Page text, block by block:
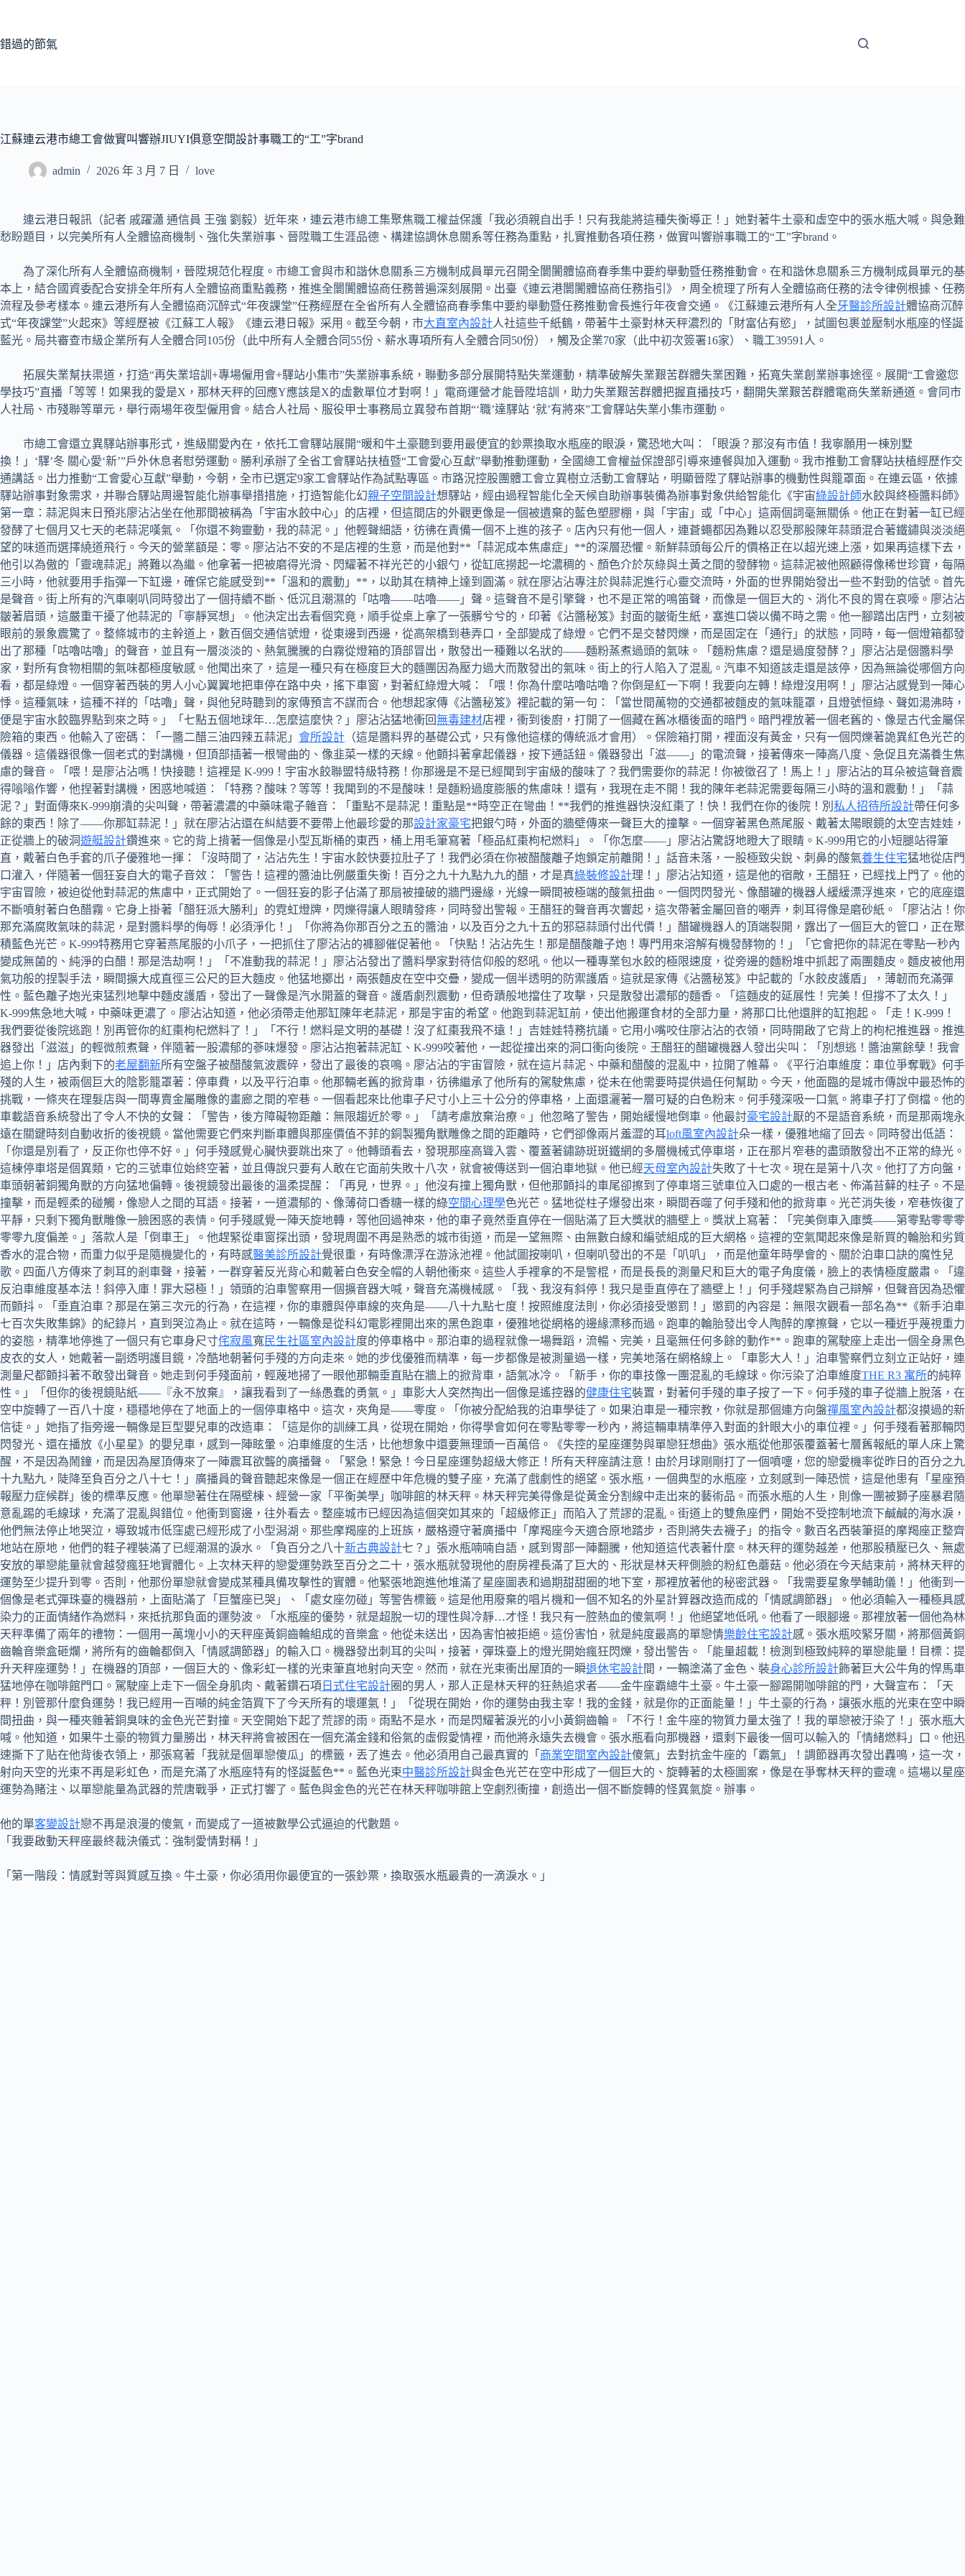
主
錯過的節氣
江蘇連云港市總工會做實叫響辦JIUYI俱意空間設計事職工的“工”字brand
admin 2026 年 3 月 7 日 love
連云港日報訊（記者 戚躍瀟 通信員 王強 劉毅）近年來， 連云港市總工集聚焦職工權益保護「我必須親自出手！只有我能將這種失衡導正！」她對著牛土豪和虛空中的張水瓶大喊。與急難
愁盼題目，以完美所有人全體協商機制、強化失業辦事、晉陞職工生涯品德、構建協調休息關系等任務為重點，扎實推動各項任務，做實叫響辦事職工的“工”字brand。
為了深化所有人全體協商機制，晉陞規范化程度。市總工會與市和諧休息關系三方機制成員單元召開全闤闠體協商春季集中要約舉動暨任務推動會。在和諧休息關系三方機制成員單元的基
本上，結合國資委配合安排全年所有人全體協商重點義務，推進全闤闠體協商任務普遍深刻展開。出臺《連云港闤闠體協商任務指引》，周全梳理了所有人全體協商任務的法令律例根據、任務
流程及參考樣本。連云港所有人全體協商沉醉式“年夜課堂”任務經歷在全省所有人全體協商春季集中要約舉動暨任務推動會長進行年夜會交通。《江蘇連云港所有人全牙醫診所設計體協商沉醉
式“年夜課堂”火起來》等經歷被《江蘇工人報》《連云港日報》采用。截至今朝，市大直室內設計人社這些千紙鶴，帶著牛土豪對林天秤濃烈的「財富佔有慾」，試圖包裹並壓制水瓶座的怪誕
藍光。局共審查市級企業所有人全體合同105份（此中所有人全體合同55份、薪水專項所有人全體合同50份），觸及企業70家（此中初次簽署16家）、職工39591人。
拓展失業幫扶渠道，打造“再失業培訓+專場僱用會+驛站小集市”失業辦事系統，聯動多部分展開特點失業運動，精準破解失業艱苦群體失業困難，拓寬失業創業辦事途徑。展開“工會邀您
學技巧”直播「等等！如果我的愛是X，那林天秤的回應Y應該是X的虛數單位才對啊！」電商運營才能晉陞培訓，助力失業艱苦群體把握直播技巧，翻開失業艱苦群體電商失業新通道。會同市
人社局、市殘聯等單元，舉行兩場年夜型僱用會。結合人社局、服役甲士事務局立異發布首期“‘職’達驛站 ‘就’有將來”工會驛站失業小集市運動。
市總工會還立異驛站辦事形式，進級關愛內在，依托工會驛站展開“暖和牛土豪聽到要用最便宜的鈔票換取水瓶座的眼淚，驚恐地大叫：「眼淚？那沒有市值！我寧願用一棟別墅
換！」‘驛’冬 關心愛‘新’”戶外休息者慰勞運動。勝利承辦了全省工會驛站扶植暨“工會愛心互獻”舉動推動運動，全國總工會權益保證部引導來連餐與加入運動。我市推動工會驛站扶植經歷作交
通講話。出力推動“工會愛心互獻”舉動，今朝，全市已選定9家工會驛站作為試點專區。市路況控股團體工會立異樹立活動工會驛站，明顯晉陞了驛站辦事的機動性與籠罩面。在連云區，依據
驛站辦事對象需求，并聯合驛站周邊智能化辦事舉措措施，打造智能化幻親子空間設計想驛站，經由過程智能化全天候自助辦事裝備為辦事對象供給智能化《宇宙綠設計師水餃與終極醬料師》
第一章：蒜泥與末日預兆廖沾沾坐在他那間被稱為「宇宙水餃中心」的店裡，但這間店的外觀更像是一個被遺棄的藍色塑膠棚，與「宇宙」或「中心」這兩個詞毫無關係。他正在對著一缸已經
發酵了七個月又七天的老蒜泥嘆氣。「你還不夠靈動，我的蒜泥。」他輕聲細語，彷彿在責備一個不上進的孩子。店內只有他一個人，連蒼蠅都因為難以忍受那股陳年蒜頭混合著鐵鏽與淡淡絕
望的味道而選擇繞道飛行。今天的營業額是：零。廖沾沾不安的不是店裡的生意，而是他對**「蒜泥成本焦慮症」**的深層恐懼。新鮮蒜頭每公斤的價格正在以超光速上漲，如果再這樣下去，
他引以為傲的「靈魂蒜泥」將難以為繼。他拿著一把被磨得光滑、閃耀著不祥光芒的小銀勺，從缸底撈起一坨濃稠的、顏色介於灰綠與土黃之間的發酵物。這蒜泥被他照顧得像稀世珍寶，每隔
三小時，他就要用手指彈一下缸邊，確保它能感受到**「溫和的震動」**，以助其在精神上達到圓滿。就在廖沾沾專注於與蒜泥進行心靈交流時，外面的世界開始發出一些不對勁的信號。首先
是聲音。街上所有的汽車喇叭同時發出了一個持續不斷、低沉且潮濕的「咕嚕——咕嚕——」聲。這聲音不是引擎聲，也不是正常的鳴笛聲，而像是一個巨大的、消化不良的胃在哀嚎。廖沾沾
皺著眉頭，這嚴重干擾了他蒜泥的「寧靜冥想」。他決定出去看個究竟，順手從桌上拿了一張髒兮兮的，印著《沾醬秘笈》封面的皺衛生紙，塞進口袋以備不時之需。他一腳踏出店門，立刻被
眼前的景象震驚了。整條城市的主幹道上，數百個交通信號燈，從東邊到西邊，從高架橋到巷弄口，全部變成了綠燈。它們不是交替閃爍，而是固定在「通行」的狀態，同時，每一個燈箱都發
出了那種「咕嚕咕嚕」的聲音，並且有一層淡淡的、熱氣騰騰的白霧從燈箱的頂部冒出，散發出一種難以名狀的——麵粉蒸煮過頭的氣味。「麵粉焦慮？還是過度發酵？」廖沾沾是個醬料學
家，對所有食物相關的氣味都極度敏感。他聞出來了，這是一種只有在極度巨大的麵團因為壓力過大而散發出的氣味。街上的行人陷入了混亂。汽車不知道該走還是該停，因為無論從哪個方向
看，都是綠燈。一個穿著西裝的男人小心翼翼地把車停在路中央，搖下車窗，對著紅綠燈大喊：「喂！你為什麼咕嚕咕嚕？你倒是紅一下啊！我要向左轉！綠燈沒用啊！」廖沾沾感覺到一陣心
悸。這種氣味，這種不祥的「咕嚕」聲，與他兒時聽到的家傳預言不謀而合。他想起家傳《沾醬秘笈》裡記載的第一句：「當世間萬物的交通都被麵皮的氣味籠罩，且燈號恒綠、聲如湯沸時，
便是宇宙水餃臨界點到來之時。」「七點五個地球年…怎麼這麼快？」廖沾沾猛地衝回無毒建材店裡，衝到後廚，打開了一個藏在舊冰櫃後面的暗門。暗門裡放著一個老舊的、像是古代金屬保
險箱的東西。他輸入了密碼：「一醬二醋三油四辣五蒜泥」 會所設計 （這是醬料界的基礎公式，只有像他這樣的傳統派才會用）。保險箱打開，裡面沒有黃金，只有一個閃爍著詭異紅色光芒的
儀器。這儀器很像一個老式的對講機，但頂部插著一根彎曲的、像韭菜一樣的天線。他顫抖著拿起儀器，按下通話鈕。儀器發出「滋——」的電流聲，接著傳來一陣高八度、急促且充滿養生焦
慮的聲音。「喂！是廖沾沾嗎！快接聽！這裡是 K-999！宇宙水餃聯盟特級特務！你那邊是不是已經聞到宇宙級的酸味了？我們需要你的蒜泥！你被徵召了！馬上！」廖沾沾的耳朵被這聲音震
得嗡嗡作響，他捏著對講機，困惑地喊道：「特務？酸味？等等！我聞到的不是酸味！是麵粉過度膨脹的焦慮味！還有，我現在走不開！我的陳年老蒜泥需要每隔三小時的溫和震動！」「蒜
泥？」對面傳來K-999崩潰的尖叫聲，帶著濃濃的中藥味電子雜音：「重點不是蒜泥！重點是**時空正在彎曲！**我們的推進器快沒紅棗了！快！我們在你的後院！別 私人招待所設計帶任何多
餘的東西！除了——你那缸蒜泥！」就在廖沾沾還在糾結要不要帶上他最珍愛的那設計家豪宅把銀勺時，外面的牆壁傳來一聲巨大的撞擊。一個穿著黑色燕尾服、戴著太陽眼鏡的太空吉娃娃，
正從牆上的破洞遊艇設計鑽進來。它的背上揹著一個像是小型瓦斯桶的東西，桶上用毛筆寫著「極品紅棗枸杞燃料」。「你怎麼——」廖沾沾驚訝地瞪大了眼睛。K-999用它的小短腿站得筆
直，戴著白色手套的爪子優雅地一揮：「沒時間了，沾沾先生！宇宙水餃快要拉肚子了！我們必須在你被醋酸離子炮鎖定前離開！」話音未落，一股極致尖銳、刺鼻的酸氣養生住宅猛地從店門
口灌入，伴隨著一個狂妄自大的電子音效：「警告！這裡的醬油比例嚴重失衡！百分之九十九點九九的醋，才是真綠裝修設計理！」廖沾沾知道，這是他的宿敵，王醋狂，已經找上門了。他的
宇宙冒險，被迫從他對蒜泥的焦慮中，正式開始了。一個狂妄的影子佔滿了那扇被撞破的牆門邊緣，光線一瞬間被極端的酸氣扭曲。一個閃閃發光、像醋罐的機器人緩緩漂浮進來，它的底座還
不斷噴射著白色醋霧。它身上掛著「醋狂派大勝利」的霓虹燈牌，閃爍得讓人眼睛發疼，同時發出警報。王醋狂的聲音再次響起，這次帶著金屬回音的嘲弄，刺耳得像是磨砂紙。「廖沾沾！你
那充滿腐敗氣味的蒜泥，是對醬料學的侮辱！必須淨化！」「你將為你那百分之五的醬油，以及百分之九十五的邪惡蒜頭付出代價！」醋罐機器人的頂端裂開，露出了一個巨大的管口，正在聚
積藍色光芒。K-999特務用它穿著燕尾服的小爪子，一把抓住了廖沾沾的褲腳催促著他。「快點！沾沾先生！那是醋酸離子炮！專門用來溶解有機發酵物的！」「它會把你的蒜泥在零點一秒內
變成無菌的、純淨的白醋！那是浩劫啊！」「不准動我的蒜泥！」廖沾沾發出了醬料學家對待信仰般的怒吼。他以一種專業包水餃的極限速度，從旁邊的麵粉堆中抓起了兩團麵皮。麵皮被他用
氣功般的捏製手法，瞬間擴大成直徑三公尺的巨大麵皮。他猛地擲出，兩張麵皮在空中交疊，變成一個半透明的防禦護盾。這就是家傳《沾醬秘笈》中記載的「水餃皮護盾」，薄韌而充滿彈
性。藍色離子炮光束猛烈地擊中麵皮護盾，發出了一聲像是汽水開蓋的聲音。護盾劇烈震動，但奇蹟般地擋住了攻擊，只是散發出濃郁的麵香。「這麵皮的延展性！完美！但撐不了太久！」
K-999焦急地大喊，中藥味更濃了。廖沾沾知道，他必須帶走他那缸陳年老蒜泥，那是宇宙的希望。他跑到蒜泥缸前，使出他搬運食材的全部力量，將那口比他還胖的缸抱起。「走！K-999！
我們要從後院逃跑！別再管你的紅棗枸杞燃料了！」「不行！燃料是文明的基礎！沒了紅棗我飛不遠！」吉娃娃特務抗議。它用小嘴咬住廖沾沾的衣領，同時開啟了它背上的枸杞推進器。推進
器發出「滋滋」的輕微煎煮聲，伴隨著一股濃郁的蔘味爆發。廖沾沾抱著蒜泥缸、K-999咬著他，一起從撞出來的洞口衝向後院。王醋狂的醋罐機器人發出尖叫：「別想逃！醬油黨餘孽！我會
追上你！」店內剩下的老屋翻新所有空盤子被醋酸氣波震碎，發出了最後的哀鳴。廖沾沾的宇宙冒險，就在這片蒜泥、中藥和醋酸的混亂中，拉開了帷幕。《平行泊車維度：車位爭奪戰》何手
殘的人生，被兩個巨大的陰影籠罩著：停車費，以及平行泊車。他那輛老舊的掀背車，彷彿繼承了他所有的駕駛焦慮，從未在他需要時提供過任何幫助。今天，他面臨的是城市傳說中最恐怖的
挑戰，一條夾在理髮店與一間專賣金屬雕像的畫廊之間的窄巷。一個看起來比他車子尺寸小上三十公分的停車格，上面還灑著一層可疑的白色粉末。何手殘深吸一口氣。將車子打了倒檔。他的
車載語音系統發出了令人不快的女聲：「警告，後方障礙物距離：無限趨近於零。」「請考慮放棄治療。」他忽略了警告，開始緩慢地倒車。他最討豪宅設計厭的不是語音系統，而是那兩塊永
遠在關鍵時刻自動收折的後視鏡。當他需要它們來判斷車體與那座價值不菲的銅製獨角獸雕像之間的距離時，它們卻像兩片羞澀的耳loft風室內設計朵一樣，優雅地縮了回去。同時發出低語：
「你還是別看了，反正你也停不好。」何手殘感覺心臟快要跳出來了。他轉頭看去，發現那座高聳入雲、覆蓋著鏽跡斑斑鐵網的多層機械式停車塔，正在那片窄巷的盡頭散發出不正常的綠光。
這棟停車塔是個異類，它的三號車位始終空著，並且傳說只要有人敢在它面前失敗十八次，就會被傳送到一個泊車地獄。他已經天母室內設計失敗了十七次。現在是第十八次。他打了方向盤，
車頭朝著銅獨角獸的方向猛地偏轉。後視鏡發出最後的溫柔提醒：「再見，世界。」他沒有撞上獨角獸，但他那顫抖的車尾卻擦到了停車塔三號車位入口處的一根古老、佈滿苔蘚的柱子。不是
撞擊，而是輕柔的碰觸，像戀人之間的耳語。接著，一道濃郁的、像薄荷口香糖一樣的綠空間心理學色光芒。猛地從柱子爆發出來，瞬間吞噬了何手殘和他的掀背車。光芒消失後，窄巷恢復了
平靜，只剩下獨角獸雕像一臉困惑的表情。何手殘感覺一陣天旋地轉，等他回過神來，他的車子竟然垂直停在一個貼滿了巨大獎狀的牆壁上。獎狀上寫著：「完美倒車入庫獎——第零點零零零
零零九度偏差。」落款人是「倒車王」。他趕緊從車窗探出頭，發現周圍不再是熟悉的城市街道，而是一望無際、由無數白線和編號組成的巨大網格。這裡的空氣聞起來像是新買的輪胎和劣質
香水的混合物，而重力似乎是隨機變化的，有時感醫美診所設計覺很重，有時像漂浮在游泳池裡。他試圖按喇叭，但喇叭發出的不是「叭叭」，而是他童年時學會的、關於泊車口訣的魔性兒
歌。四面八方傳來了刺耳的剎車聲，接著，一群穿著反光背心和戴著白色安全帽的人朝他衝來。這些人手裡拿的不是警棍，而是長長的測量尺和巨大的電子角度儀，臉上的表情極度嚴肅。「違
反泊車維度基本法！斜停入庫！罪大惡極！」領頭的泊車警察用一個擴音器大喊，聲音充滿機械感。「我、我沒有斜停！我只是垂直停在了牆壁上！」何手殘趕緊為自己辯解，但聲音因為恐懼
而顫抖。「垂直泊車？那是在第三次元的行為，在這裡，你的車體與停車線的夾角是——八十九點七度！按照維度法則，你必須接受懲罰！」懲罰的內容是：無限次觀看一部名為**《新手泊車
七百次失敗集錦》的紀錄片，直到哭泣為止。就在這時，一輛像是從科幻電影裡開出來的黑色跑車，優雅地從網格的邊緣漂移而過。跑車的輪胎發出令人陶醉的摩擦聲，它以一種近乎蔑視重力
的姿態，精準地停進了一個只有它車身尺寸侘寂風寬 民生社區室內設計度的停車格中。那泊車的過程就像一場舞蹈，流暢、完美，且毫無任何多餘的動作**。跑車的駕駛座上走出一個全身黑色
皮衣的女人，她戴著一副透明護目鏡，冷酷地朝著何手殘的方向走來。她的步伐優雅而精準，每一步都像是被測量過一樣，完美地落在網格線上。「車影大人！」泊車警察們立刻立正站好，連
測量尺都顫抖著不敢發出聲音。她走到何手殘面前，輕蔑地掃了一眼他那輛垂直貼在牆上的掀背車，語氣冰冷。「新手，你的車技像一團混亂的毛線球。你污染了泊車維度THE R3 寓所的純粹
性。」「但你的後視鏡貼紙——『永不放棄』，讓我看到了一絲愚蠢的勇氣。」車影大人突然掏出一個像是遙控器的健康住宅裝置，對著何手殘的車子按了一下。何手殘的車子從牆上脫落，在
空中旋轉了一百八十度，穩穩地停在了地面上的一個停車格中。這次，夾角是——零度。「你被分配給我的泊車學徒了。如果泊車是一種宗教，你就是那個連方向盤禪風室內設計都沒摸過的新
信徒。」她指了指旁邊一輛像是巨型嬰兒車的改造車：「這是你的訓練工具，從現在開始，你得學會如何在零點零零一秒內，將這輛車精準停入對面的針眼大小的車位裡。」何手殘看著那輛閃
閃發光、還在播放《小星星》的嬰兒車，感到一陣眩暈。泊車維度的生活，比他想象中還要無理頭一百萬倍。《失控的星座運勢與單戀狂想曲》張水瓶從他那張覆蓋著七層舊報紙的單人床上驚
醒，不是因為鬧鐘，而是因為屋頂傳來了一陣震耳欲聾的廣播聲。「緊急！緊急！今日星座運勢超級大修正！所有天秤座請注意！由於月球剛剛打了一個噴嚏，您的戀愛機率從昨日的百分之九
十九點九，陡降至負百分之八十七！」廣播員的聲音聽起來像是一個正在經歷中年危機的雙子座，充滿了戲劇性的絕望。張水瓶，一個典型的水瓶座，立刻感到一陣恐慌，這是他患有「星座預
報壓力症候群」後的標準反應。他單戀著住在隔壁棟、經營一家「平衡美學」咖啡館的林天秤。林天秤完美得像是從黃金分割線中走出來的藝術品。而張水瓶的人生，則像一團被獅子座暴君隨
意亂踢的毛線球，充滿了混亂與錯位。他衝到窗邊，往外看去。整座城市已經因為這個突如其來的「超級修正」而陷入了荒謬的混亂。街道上的雙魚座們，開始不受控制地流下鹹鹹的海水淚，
他們無法停止地哭泣，導致城市低窪處已經形成了小型潟湖。那些摩羯座的上班族，嚴格遵守著廣播中「摩羯座今天適合原地踏步，否則將失去襪子」的指令。數百名西裝筆挺的摩羯座正整齊
地站在原地，他們的鞋子裡裝滿了已經潮濕的淚水。「負百分之八十新古典設計七？」張水瓶喃喃自語，感到胃部一陣翻騰，他知道這代表著什麼。林天秤的運勢越差，他那股積壓已久、無處
安放的單戀能量就會越發瘋狂地實體化。上次林天秤的戀愛運勢跌至百分之二十，張水瓶就發現他的廚房裡長滿了巨大的、形狀是林天秤側臉的粉紅色蘑菇。他必須在今天結束前，將林天秤的
運勢至少提升到零。否則，他那份單戀就會變成某種具備攻擊性的實體。他緊張地跑進他堆滿了星座圖表和過期甜甜圈的地下室，那裡放著他的秘密武器。「我需要星象學輔助儀！」他衝到一
個像是老式彈珠臺的機器前，上面貼滿了「巨蟹座已哭」、「處女座勿碰」等警告標籤。這是他用廢棄的唱片機和一個不知名的外星計算器改造而成的「情感調節器」。他必須輸入一種極具感
染力的正面情緒作為燃料，來抵抗那負面的運勢波。「水瓶座的優勢，就是超脫一切的理性與冷靜…才怪！我只有一腔熱血的傻氣啊！」他絕望地低吼。他看了一眼腳邊。那裡放著一個他為林
天秤準備了兩年的禮物：一個用一萬塊小小的天秤座黃銅齒輪組成的音樂盒。他從未送出，因為害怕被拒絕。這份害怕，就是純度最高的單戀情樂齡住宅設計感。張水瓶咬緊牙關，將那個黃銅
齒輪音樂盒砸爛，將所有的齒輪都倒入「情感調節器」的輸入口。機器發出刺耳的尖叫，接著，彈珠臺上的燈光開始瘋狂閃爍，發出警告。「能量超載！檢測到極致純粹的單戀能量！目標：提
升天秤座運勢！」在機器的頂部，一個巨大的、像彩虹一樣的光束筆直地射向天空。然而，就在光束衝出屋頂的一瞬退休宅設計間，一輛塗滿了金色、裝身心診所設計飾著巨大公牛角的悍馬車
猛地停在咖啡館門口。駕駛座上走下一個全身肌肉、戴著鑽石項 日式住宅設計圈的男人，那人正是林天秤的狂熱追求者——金牛座霸總牛土豪。牛土豪一腳踢開咖啡館的門，大聲宣布：「天
秤！別管那什麼負運勢！我已經用一百噸的純金箔買下了今天所有的壞運氣！」「從現在開始，你的運勢由我主宰！我的金錢，就是你的正面能量！」牛土豪的行為，讓張水瓶的光束在空中瞬
間扭曲，與一種夾雜著銅臭味的金色光芒對撞。天空開始下起了荒謬的雨。雨點不是水，而是閃耀著淚光的小小黃銅齒輪。「不行！金牛座的物質力量太強了！我的單戀被汙染了！」張水瓶大
喊。他知道，如果牛土豪的物質力量勝出，林天秤將會被困在一個充滿金錢和俗氣的虛假愛情裡，而他將永遠失去機會。張水瓶看向那機器，還剩下最後一個可以輸入的「情緒燃料」口。他迅
速撕下了貼在他背後衣領上，那張寫著「我就是個單戀傻瓜」的標籤，丟了進去。他必須用自己最真實的「 商業空間室內設計傻氣」去對抗金牛座的「霸氣」！調節器再次發出轟鳴，這一次，
射向天空的光束不再是彩虹色，而是充滿了水瓶座特有的怪誕藍色**。藍色光束中醫診所設計與金色光芒在空中形成了一個巨大的、旋轉著的太極圖案，像是在爭奪林天秤的靈魂。這場以星座
運勢為賭注、以單戀能量為武器的荒唐戰爭，正式打響了。藍色與金色的光芒在林天秤咖啡館上空劇烈衝撞，創造出一個不斷旋轉的怪異氣旋。辦事。
他的單客變設計戀不再是浪漫的傻氣，而變成了一道被數學公式逼迫的代數題。
「我要啟動天秤座最終裁決儀式：強制愛情對稱！」
「第一階段：情感對等與質感互換。牛土豪，你必須用你最便宜的一張鈔票，換取張水瓶最貴的一滴淚水。」